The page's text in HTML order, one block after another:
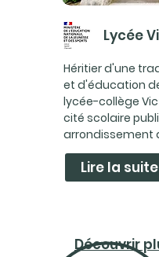
Lycée
Héritier d'une
et d'éducation
lycée-collège
cité scolaire
arrondissement
Lire la suite
Découvrir